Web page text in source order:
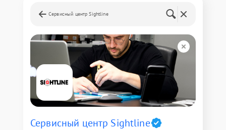
Сервисный центр Sightline
Сервисный центр Sightline